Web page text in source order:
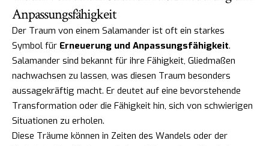
Anpassungsfähigkeit
Der Traum von einem Salamander ist oft ein starkes
Symbol für Erneuerung und Anpassungsfähigkeit.
Salamander sind bekannt für ihre Fähigkeit, Gliedmaßen
nachwachsen zu lassen, was diesen Traum besonders
aussagekräftig macht. Er deutet auf eine bevorstehende
Transformation oder die Fähigkeit hin, sich von schwierigen
Situationen zu erholen.
Diese Träume können in Zeiten des Wandels oder der